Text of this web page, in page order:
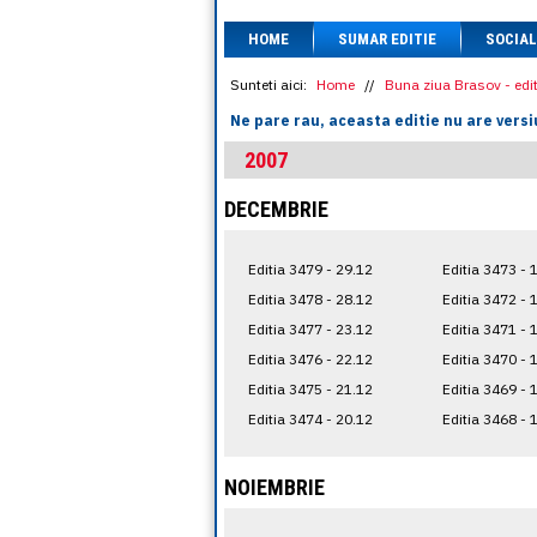
HOME SUMAR EDITIE SOCIAL
Sunteti aici: Home // Buna ziua Brasov -
Ne pare rau, aceasta editie nu are
2007
DECEMBRIE
Editia 3479 - 29.12
Editia 3478 - 28.12
Editia 3477 - 23.12
Editia 3476 - 22.12
Editia 3475 - 21.12
Editia 3474 - 20.12
Editia 3473 -
Editia 3472 -
Editia 3471 -
Editia 3470 -
Editia 3469 -
Editia 3468 -
NOIEMBRIE